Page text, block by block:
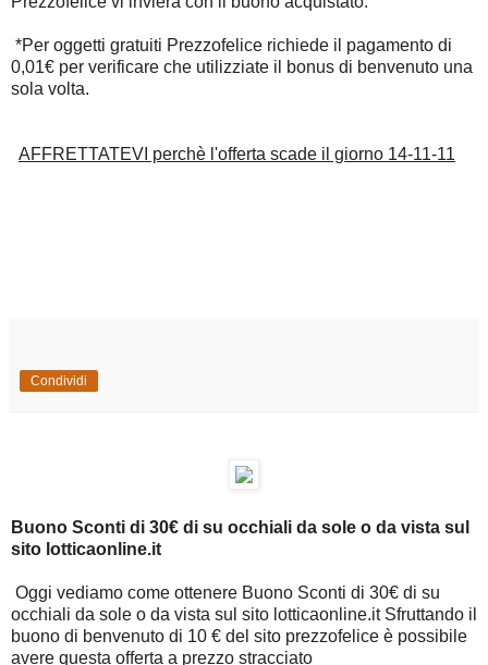
*Per oggetti gratuiti Prezzofelice richiede il pagamento di
0,01€ per verificare che utilizziate il bonus di benvenuto una
sola volta.
AFFRETTATEVI perchè l'offerta scade il giorno 14-11-11
Condividi
Buono Sconti di 30€ di su occhiali da sole o da vista sul
sito lotticaonline.it
Oggi vediamo come ottenere Buono Sconti di 30€ di su
occhiali da sole o da vista sul sito lotticaonline.it Sfruttando il
buono di benvenuto di 10 € del sito prezzofelice è possibile
avere questa offerta a prezzo stracciato